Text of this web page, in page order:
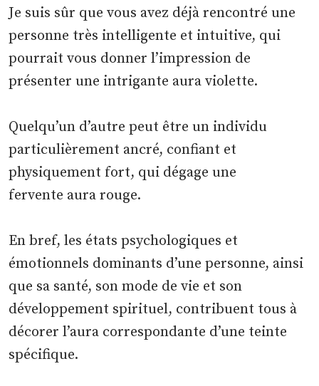
Je suis sûr que vous avez déjà rencontré une
personne très intelligente et intuitive, qui
pourrait vous donner l’impression de
présenter une intrigante aura violette.
Quelqu’un d’autre peut être un individu
particulièrement ancré, confiant et
physiquement fort, qui dégage une
fervente aura rouge.
En bref, les états psychologiques et
émotionnels dominants d’une personne, ainsi
que sa santé, son mode de vie et son
développement spirituel, contribuent tous à
décorer l’aura correspondante d’une teinte
spécifique.